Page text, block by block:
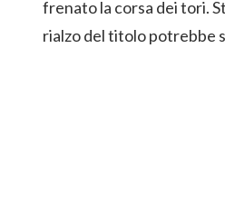
frenato la corsa dei tori.
rialzo del titolo potrebbe